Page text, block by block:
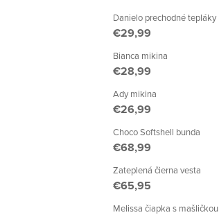
Danielo prechodné tepláky
€29,99
Bianca mikina
€28,99
Ady mikina
€26,99
Choco Softshell bunda
€68,99
Zateplená čierna vesta
€65,95
Melissa čiapka s mašličkou